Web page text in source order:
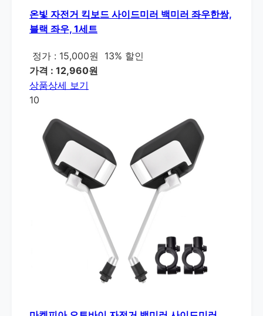
온빛 자전거 킥보드 사이드미러 백미러 좌우한쌍,
블랙 좌우, 1세트
정가 : 15,000원
13% 할인
가격 : 12,960원
상품상세 보기
10